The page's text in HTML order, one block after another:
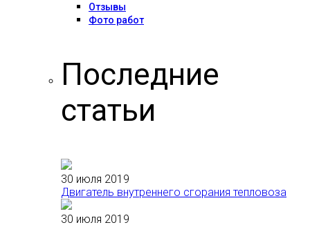
Отзывы
Фото работ
Последние
статьи
30 июля 2019
Двигатель внутреннего сгорания тепловоза
30 июля 2019